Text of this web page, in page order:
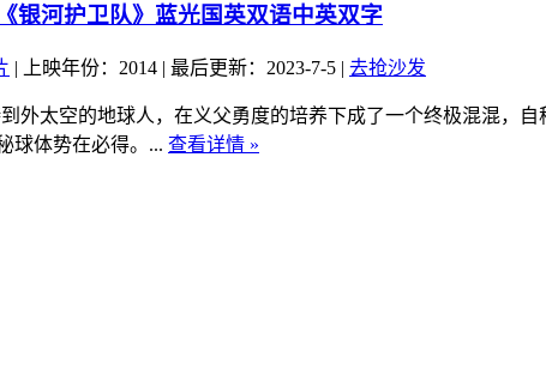
银河护卫队》蓝光国英双语中英双字
| 上映年份：2014 | 最后更新：2023-7-5 | 去抢沙发
外太空的地球人，在义父勇度的培养下成了一个终极混混，
球体势在必得。... 查看详情 »